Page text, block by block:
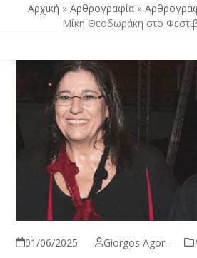
Αρχική » Αρθρογραφία»
Μίκη Θεοδωράκη στο
01/06/2025 Giorgos Agor.